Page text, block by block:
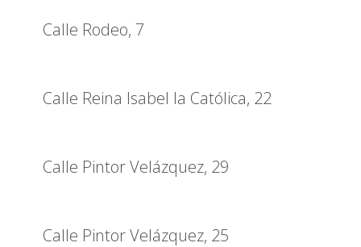
Calle Rodeo, 7
Calle Reina Isabel la Católica, 22
Calle Pintor Velázquez, 29
Calle Pintor Velázquez, 25